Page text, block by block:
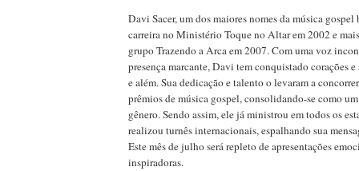
Davi Sacer, um dos maiores nomes da música
carreira no Ministério Toque no Altar em 2002 e
grupo Trazendo a Arca em 2007. Com uma voz
presença marcante, Davi tem conquistado corações
e além. Sua dedicação e talento o levaram a
prêmios de música gospel, consolidando-se como
gênero. Sendo assim, ele já ministrou em todos os
realizou turnês internacionais, espalhando sua
Este mês de julho será repleto de apresentações
inspiradoras.